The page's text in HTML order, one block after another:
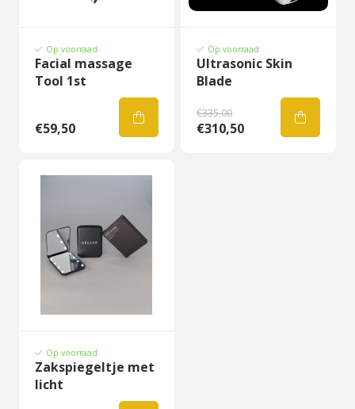
Op voorraad
Facial massage
Tool 1st
€59,50
Op voorraad
Ultrasonic Skin
Blade
€335,00
€310,50
Op voorraad
Zakspiegeltje met
licht